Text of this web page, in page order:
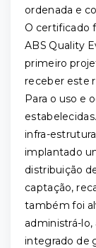
ordenada e
O certificado
ABS Quality
primeiro
receber este
Para o uso e
infra-
implantado
distribuição
captação,
também foi
administrá-
integrado de